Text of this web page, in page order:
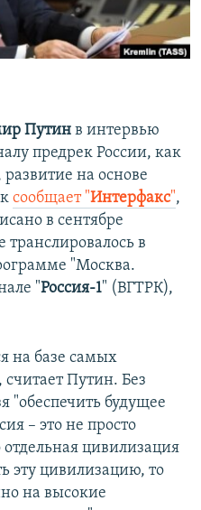
Путин в интервью
предрек России, как
на основе
сообщает "Интерфакс",
в сентябре
транслировалось в
"Москва.
"Россия-1" (ВГТРК),
на базе самых
Путин. Без
"обеспечить будущее
– это не просто
отдельная цивилизация
эту цивилизацию, то
на высокие